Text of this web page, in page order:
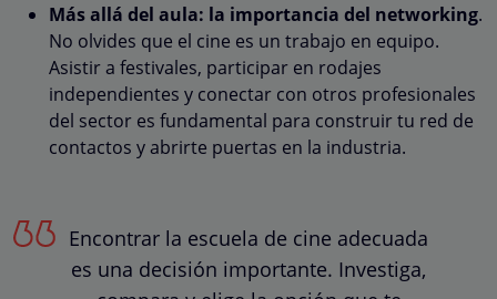
Más allá del aula: la importancia del networking.
No olvides que el cine es un trabajo en equipo.
Asistir a festivales, participar en rodajes
independientes y conectar con otros profesionales
del sector es fundamental para construir tu red de
contactos y abrirte puertas en la industria.
Encontrar la escuela de cine adecuada
es una decisión importante. Investiga,